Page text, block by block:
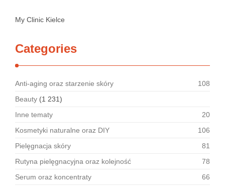
My Clinic Kielce
Categories
Anti-aging oraz starzenie skóry
108
Beauty (1 231)
Inne tematy
20
Kosmetyki naturalne oraz DIY
106
Pielęgnacja skóry
81
Rutyna pielęgnacyjna oraz kolejność
78
Serum oraz koncentraty
66